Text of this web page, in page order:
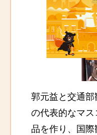
郭元益と交通
の代表的なマ
品を作り、国